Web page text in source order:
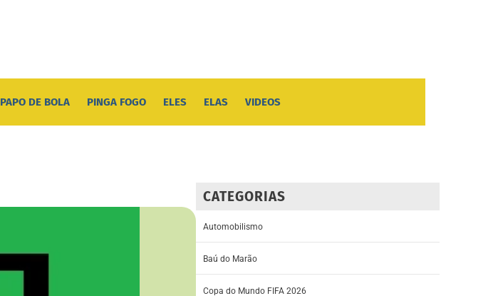
PAPO DE BOLA PINGA FOGO ELES ELAS VIDEOS
CATEGORIAS
Automobilismo
Baú do Marão
Copa do Mundo FIFA 2026